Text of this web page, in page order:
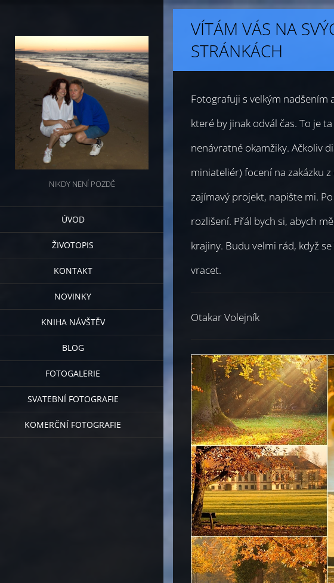
NIKDY NENÍ POZDĚ
ÚVOD
ŽIVOTOPIS
KONTAKT
NOVINKY
KNIHA NÁVŠTĚV
BLOG
FOTOGALERIE
SVATEBNÍ FOTOGRAFIE
KOMERČNÍ FOTOGRAFIE
VÍTÁM VÁS NA
STRÁNKÁCH
Fotografuji s velkým nadšením
které by jinak odvál čas. To je
nenávratné okamžiky. Ačkoliv
miniateliér) focení na zakázku
zajímavý projekt, napište mi.
rozlišení. Přál bych si, abych
krajiny. Budu velmi rád, když
vracet.
Otakar Volejník